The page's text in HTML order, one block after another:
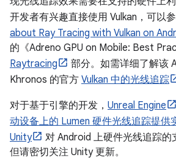
开发者有兴趣直接使用 Vulkan，可以
about Ray Tracing with Vulkan on
的《Adreno GPU on Mobile: Best
Raytracing
部分。如需详细了解该
Khronos 的官方 Vulkan 中的光线追踪
对于基于引擎的开发， Unreal Engine
动设备上的 Lumen 硬件光线追踪提供
Unity
对 Android 上硬件光线追踪的
但请密切关注 Unity 更新。